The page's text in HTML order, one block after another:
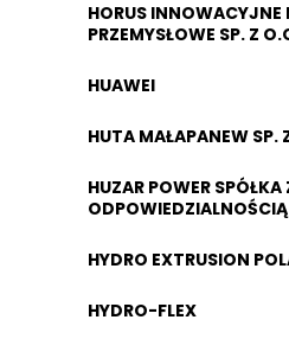
HORUS INNOWACYJNE
PRZEMYSŁOWE SP. Z
HUAWEI
HUTA MAŁAPANEW SP.
HUZAR POWER
ODPOWIEDZIALNOŚCIĄ
HYDRO EXTRUSION
HYDRO-FLEX